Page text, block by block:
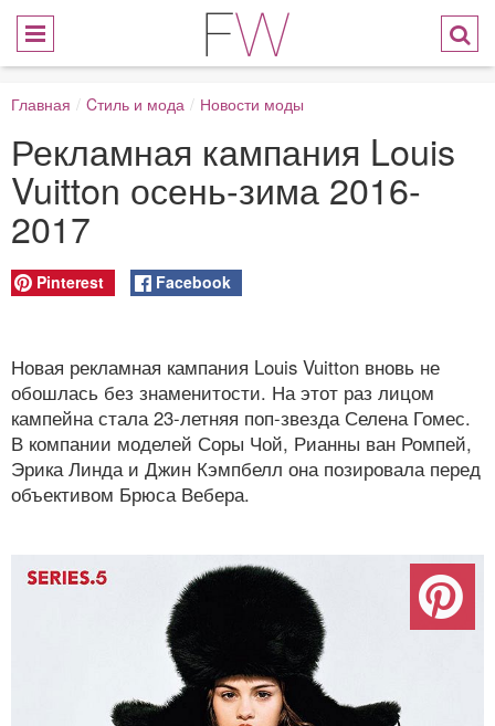
Главная / Cтиль и мода / Новости моды
Рекламная кампания Louis
Vuitton осень-зима 2016-
2017
Pinterest Facebook
Новая рекламная кампания Louis Vuitton вновь не
обошлась без знаменитости. На этот раз лицом
кампейна стала 23-летняя поп-звезда Селена Гомес.
В компании моделей Соры Чой, Рианны ван Ромпей,
Эрика Линда и Джин Кэмпбелл она позировала перед
объективом Брюса Вебера.